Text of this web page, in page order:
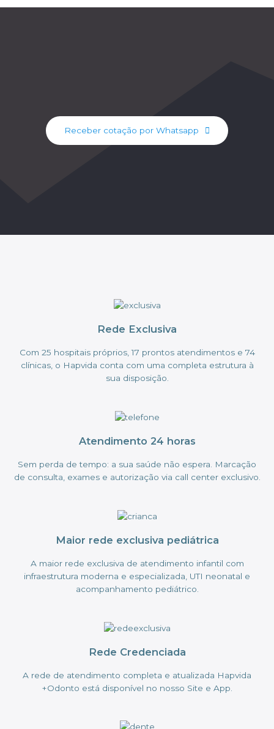
Receber cotação por Whatsapp
Rede Exclusiva
Com 25 hospitais próprios, 17 prontos atendimentos e 74
clínicas, o Hapvida conta com uma completa estrutura à
sua disposição.
Atendimento 24 horas
Sem perda de tempo: a sua saúde não espera. Marcação
de consulta, exames e autorização via call center exclusivo.
Maior rede exclusiva pediátrica
A maior rede exclusiva de atendimento infantil com
infraestrutura moderna e especializada, UTI neonatal e
acompanhamento pediátrico.
Rede Credenciada
A rede de atendimento completa e atualizada Hapvida
+Odonto está disponível no nosso Site e App.